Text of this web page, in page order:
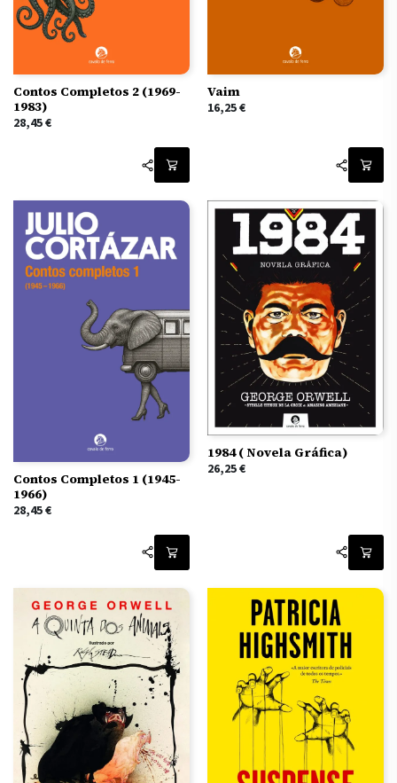
Contos Completos 2 (1969-
1983)
28,45€
Vaim
16,25€
Contos Completos 1 (1945-
1966)
28,45€
1984 ( Novela Gráfica)
26,25€